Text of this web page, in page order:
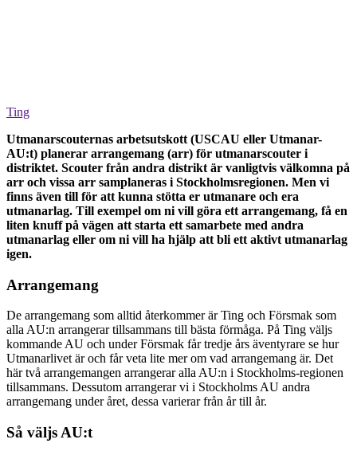
Ting
Utmanarscouternas arbetsutskott (USCAU eller Utmanar-
AU:t) planerar arrangemang (arr) för utmanarscouter i
distriktet. Scouter från andra distrikt är vanligtvis välkomna på
arr och vissa arr samplaneras i Stockholmsregionen. Men vi
finns även till för att kunna stötta er utmanare och era
utmanarlag. Till exempel om ni vill göra ett arrangemang, få en
liten knuff på vägen att starta ett samarbete med andra
utmanarlag eller om ni vill ha hjälp att bli ett aktivt utmanarlag
igen.
Arrangemang
De arrangemang som alltid återkommer är Ting och Försmak som
alla AU:n arrangerar tillsammans till bästa förmåga. På Ting väljs
kommande AU och under Försmak får tredje års äventyrare se hur
Utmanarlivet är och får veta lite mer om vad arrangemang är. Det
här två arrangemangen arrangerar alla AU:n i Stockholms-regionen
tillsammans. Dessutom arrangerar vi i Stockholms AU andra
arrangemang under året, dessa varierar från år till år.
Så väljs AU:t